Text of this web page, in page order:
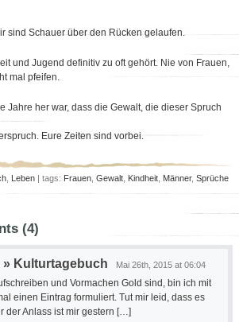
sind Schauer über den Rücken gelaufen.
und Jugend definitiv zu oft gehört. Nie von Frauen,
mal pfeifen.
Jahre her war, dass die Gewalt, die dieser Spruch
Eure Zeiten sind vorbei.
Leben | tags: Frauen Gewalt Kindheit Männer, Sprüche
(4)
» Kulturtagebuch Mai 26th, 2015 at 06:04
und Vormachen Gold sind, bin ich mit
einen Eintrag formuliert. Tut mir leid, dass es
der Anlass ist mir gestern […]